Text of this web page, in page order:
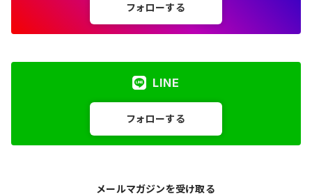
フォローする
LINE
フォローする
メールマガジンを受け取る